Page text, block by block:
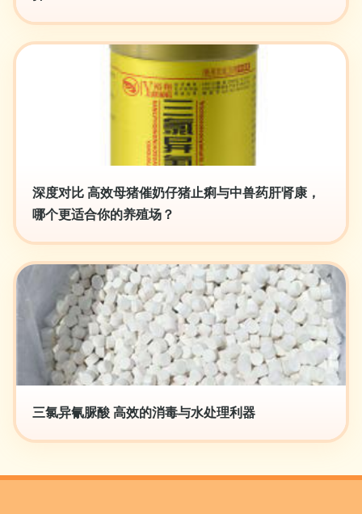
深度对比 高效母猪催奶仔猪止痢与中兽药肝肾康，
哪个更适合你的养殖场？
三氯异氰脲酸 高效的消毒与水处理利器